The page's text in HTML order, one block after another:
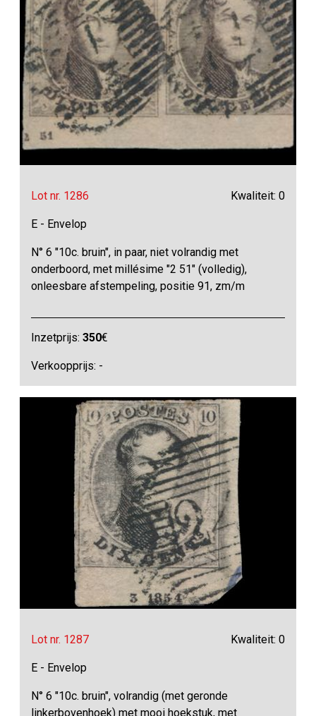
Lot nr. 1286 Kwaliteit: 0
E - Envelop
N° 6 "10c. bruin", in paar, niet volrandig met
onderboord, met millésime "2 51" (volledig),
onleesbare afstempeling, positie 91, zm/m
Inzetprijs:350€
Verkoopprijs: -
Lot nr. 1287 Kwaliteit: 0
E - Envelop
N° 6 "10c. bruin", volrandig (met geronde
linkerbovenhoek) met mooi hoekstuk, met